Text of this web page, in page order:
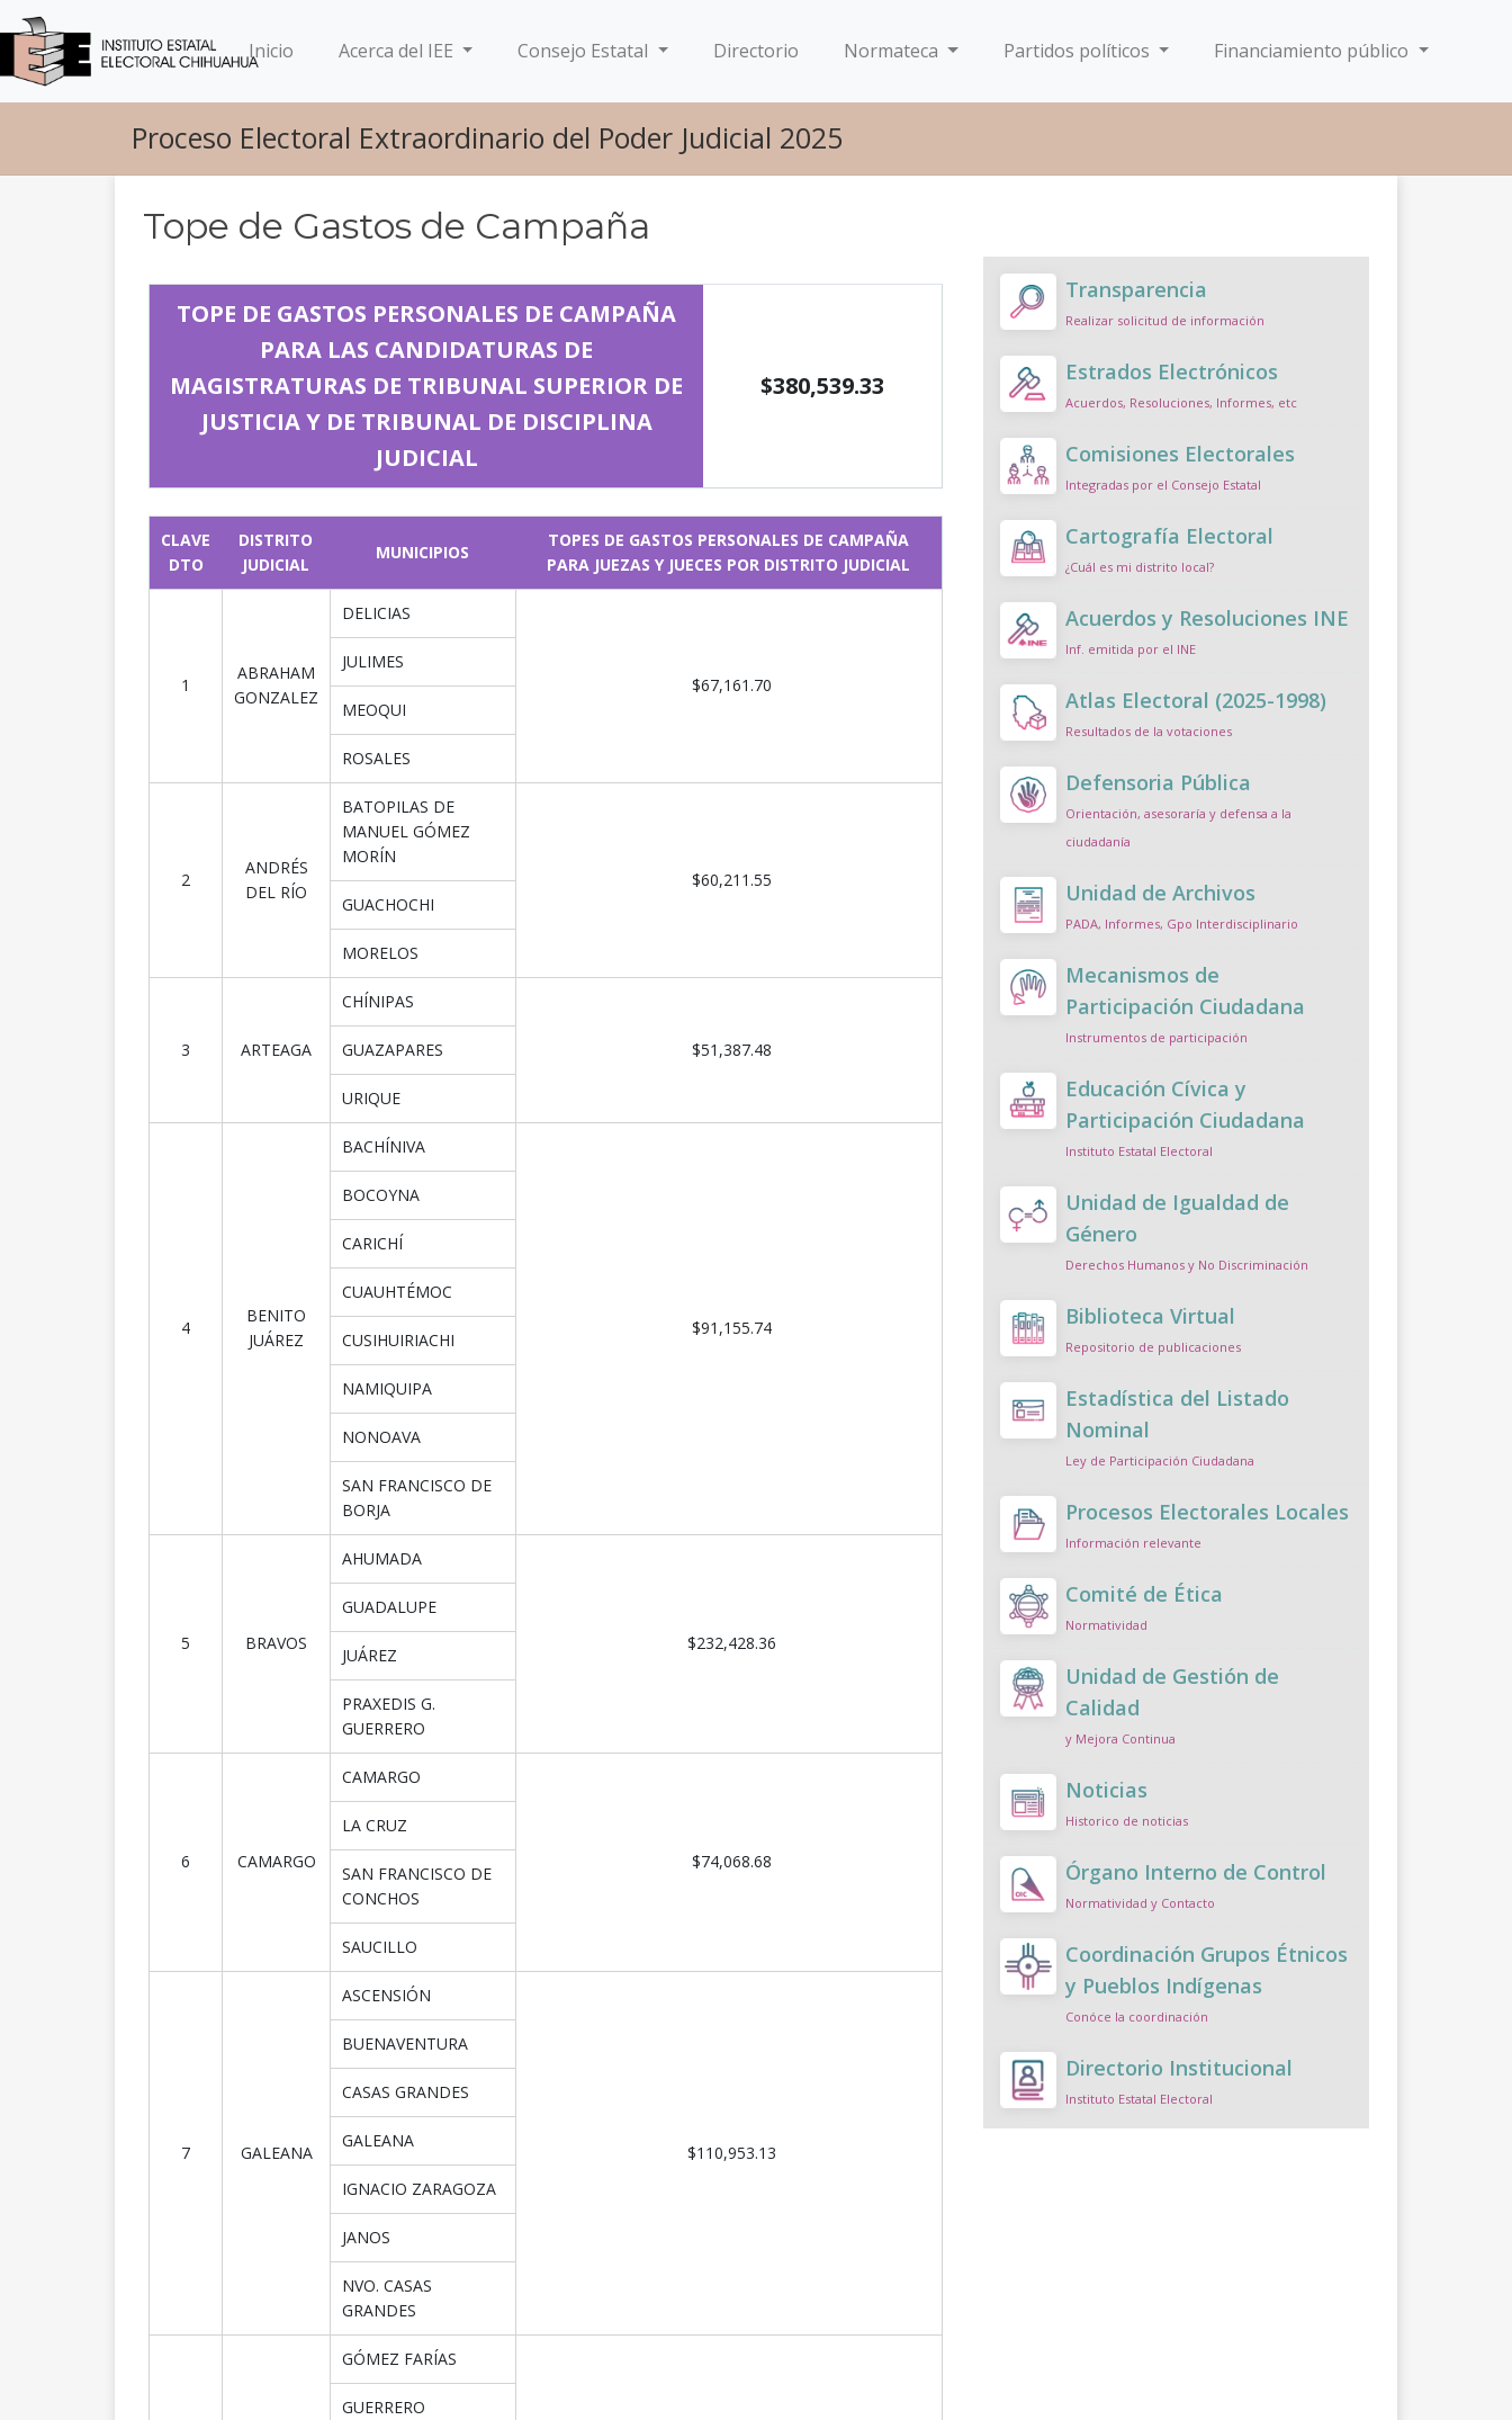
Inicio(current)Acerca del IEE Consejo Estatal Directorio Normateca Partidos políticos Financiamiento público
Proceso Electoral Extraordinario del Poder Judicial 2025
Tope de Gastos de Campaña
TOPE DE GASTOS PERSONALES DE CAMPAÑA
PARA LAS CANDIDATURAS DE
MAGISTRATURAS DE TRIBUNAL SUPERIOR DE
JUSTICIA Y DE TRIBUNAL DE DISCIPLINA
JUDICIAL
$380,539.33
CLAVE
DTO
DISTRITO
JUDICIAL
MUNICIPIOS
TOPES DE GASTOS PERSONALES DE CAMPAÑA
PARA JUEZAS Y JUECES POR DISTRITO JUDICIAL
1
ABRAHAM
GONZALEZ
DELICIAS
$67,161.70
JULIMES
MEOQUI
ROSALES
2
ANDRÉS
DEL RÍO
BATOPILAS DE
MANUEL GÓMEZ
MORÍN
$60,211.55
GUACHOCHI
MORELOS
3 ARTEAGA
CHÍNIPAS
$51,387.48
GUAZAPARES
URIQUE
4
BENITO
JUÁREZ
BACHÍNIVA
$91,155.74
BOCOYNA
CARICHÍ
CUAUHTÉMOC
CUSIHUIRIACHI
NAMIQUIPA
NONOAVA
SAN FRANCISCO DE
BORJA
5 BRAVOS
AHUMADA
$232,428.36
GUADALUPE
JUÁREZ
PRAXEDIS G.
GUERRERO
6 CAMARGO
CAMARGO
$74,068.68
LA CRUZ
SAN FRANCISCO DE
CONCHOS
SAUCILLO
7 GALEANA
ASCENSIÓN
$110,953.13
BUENAVENTURA
CASAS GRANDES
GALEANA
IGNACIO ZARAGOZA
JANOS
NVO. CASAS
GRANDES
GÓMEZ FARÍAS
GUERRERO
Transparencia
Realizar solicitud de información
Estrados Electrónicos
Acuerdos, Resoluciones, Informes, etc
Comisiones Electorales
Integradas por el Consejo Estatal
Cartografía Electoral
¿Cuál es mi distrito local?
Acuerdos y Resoluciones INE
Inf. emitida por el INE
Atlas Electoral (2025-1998)
Resultados de la votaciones
Defensoria Pública
Orientación, asesoraría y defensa a la
ciudadanía
Unidad de Archivos
PADA, Informes, Gpo Interdisciplinario
Mecanismos de
Participación Ciudadana
Instrumentos de participación
Educación Cívica y
Participación Ciudadana
Instituto Estatal Electoral
Unidad de Igualdad de
Género
Derechos Humanos y No Discriminación
Biblioteca Virtual
Repositorio de publicaciones
Estadística del Listado
Nominal
Ley de Participación Ciudadana
Procesos Electorales Locales
Información relevante
Comité de Ética
Normatividad
Unidad de Gestión de
Calidad
y Mejora Continua
Noticias
Historico de noticias
Órgano Interno de Control
Normatividad y Contacto
Coordinación Grupos Étnicos
y Pueblos Indígenas
Conóce la coordinación
Directorio Institucional
Instituto Estatal Electoral